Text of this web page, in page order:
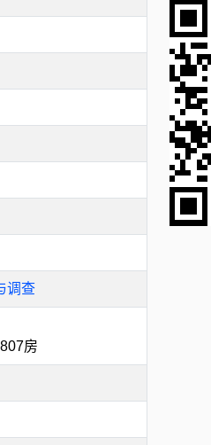
调查
房